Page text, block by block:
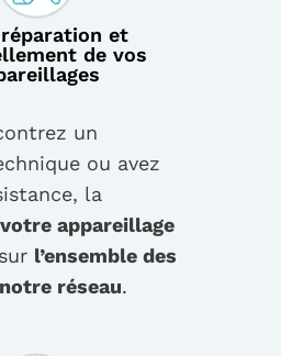
et
de vos
un
ou avez
la
appareillage
l’ensemble des
réseau.